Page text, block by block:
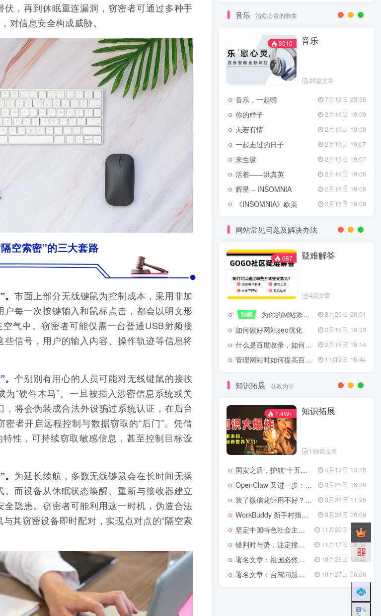
伏，再到休眠重连漏洞，窃密者可通过多种手
对信息安全构成威胁。
空索密”的三大套路
。市面上部分无线键鼠为控制成本，采用非加
户每一次按键输入和鼠标点击，都会以明文形
空气中。窃密者可能仅需一台普通USB射频接
些信号，用户的输入内容、操作轨迹等信息将
。个别别有用心的人员可能对无线键鼠的接收
“硬件木马”。一旦被插入涉密信息系统或关
，将会伪装成合法外设骗过系统认证，在后台
者开启远程控制与数据窃取的“后门”。凭借
特性，可持续窃取敏感信息，甚至控制目标设
为延长续航，多数无线键鼠会在长时间无操
而设备从休眠状态唤醒、重新与接收器建立
全隐患。窃密者可能利用这一时机，伪造合法
其窃密设备即时配对，实现点对点的“隔空索
音乐 治愈心灵的歌曲
3010 音乐
28篇文章
音乐，一起嗨 7月12日 23:55
你的样子 2月16日 19:09
天若有情 2月16日 19:09
一起走过的日子 2月16日 19:07
来生缘 2月16日 19:07
活着——洪真英 2月16日 19:06
辉星 – INSOMNIA 2月16日 19:06
《INSOMNIA》欧美 2月16日 19:06
网站常见问题及解决办法
687 疑难解答
4篇文章
独家 为你的网站添加百度登录 8月26日 20:01
如何做好网站seo优化 2月16日 19:33
什么是百度收录，如何提高收录量？ 2月16日 19:14
管理网站时如何提高百度权重？ 11月9日 15:44
知识拓展 以教为学
1.4W+ 知识拓展
199篇文章
国安之盾，护航“十五五”新征程 4月13日 13:18
OpenClaw 又进一步：微信直连+安全检测+版本切换 3月26日 16:28
装了微信龙虾用不好？3步让你轻松指挥AI干活！ 3月26日 11:25
WorkBuddy 新手村指南：10 个核心技巧帮你解锁满级虾🦞！ 3月26日 08:09
坚定中国特色社会主义法治的政治定力 11月20日 06:24
错判时与势，注定撞南墙 11月17日 03:54
署名文章：祖国必然统一势不可挡 10月28日 13:45
署名文章：台湾问题的由来和性质 10月27日 06:06